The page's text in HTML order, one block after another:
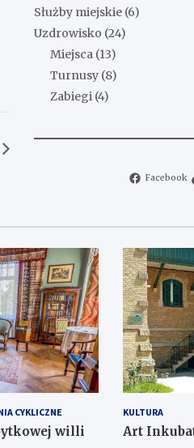
Służby miejskie (6)
Uzdrowisko (24)
Miejsca (13)
Turnusy (8)
Zabiegi (4)
Facebook
CYKLICZNE
willi
KULTURA
Art